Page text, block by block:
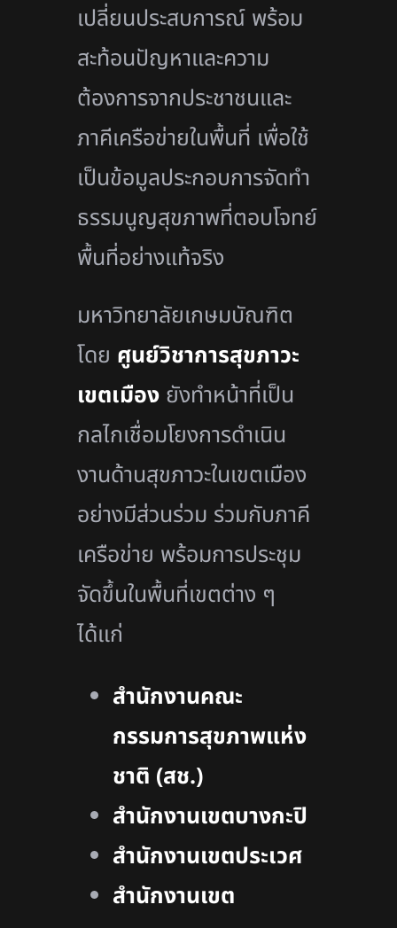
เปลี่ยนประสบการณ์ พร้อม
สะท้อนปัญหาและความ
ต้องการจากประชาชนและ
ภาคีเครือข่ายในพื้นที่ เพื่อใช้
เป็นข้อมูลประกอบการจัดทำ
ธรรมนูญสุขภาพที่ตอบโจทย์
พื้นที่อย่างแท้จริง
มหาวิทยาลัยเกษมบัณฑิต
โดย ศูนย์วิชาการสุขภาวะ
เขตเมือง ยังทำหน้าที่เป็น
กลไกเชื่อมโยงการดำเนิน
งานด้านสุขภาวะในเขตเมือง
อย่างมีส่วนร่วม ร่วมกับภาคี
เครือข่าย พร้อมการประชุม
จัดขึ้นในพื้นที่เขตต่าง ๆ
ได้แก่
สำนักงานคณะ
กรรมการสุขภาพแห่ง
ชาติ (สช.)
สำนักงานเขตบางกะปิ
สำนักงานเขตประเวศ
สำนักงานเขต